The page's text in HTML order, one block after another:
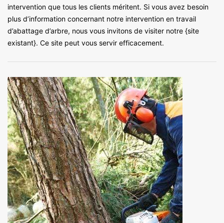
intervention que tous les clients méritent. Si vous avez besoin
plus d’information concernant notre intervention en travail
d’abattage d’arbre, nous vous invitons de visiter notre {site
existant}. Ce site peut vous servir efficacement.